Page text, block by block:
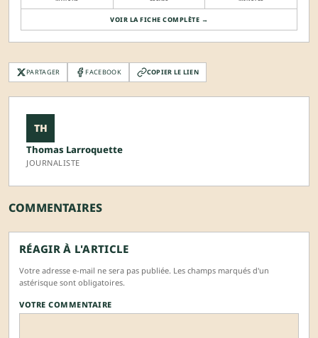
VOIR LA FICHE COMPLÈTE →
PARTAGER FACEBOOK COPIER LE LIEN
TH
Thomas Larroquette
JOURNALISTE
COMMENTAIRES
RÉAGIR À L'ARTICLE
Votre adresse e-mail ne sera pas publiée. Les champs marqués d'un
astérisque sont obligatoires.
VOTRE COMMENTAIRE